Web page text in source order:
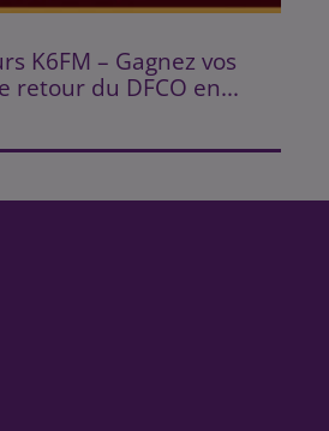
K6FM – Gagnez vos
retour du DFCO en...